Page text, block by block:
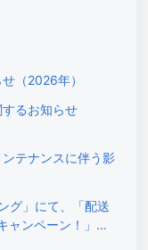
（2026年）
るお知らせ
テナンスに伴う影
グ」にて、「配送
ンペーン！」を